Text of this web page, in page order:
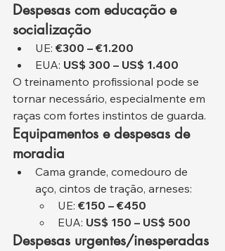
Despesas com educação e
socialização
UE: €300 – €1.200
EUA: US$ 300 – US$ 1.400
O treinamento profissional pode se
tornar necessário, especialmente em
raças com fortes instintos de guarda.
Equipamentos e despesas de
moradia
Cama grande, comedouro de
aço, cintos de tração, arneses:
UE: €150 – €450
EUA: US$ 150 – US$ 500
Despesas urgentes/inesperadas